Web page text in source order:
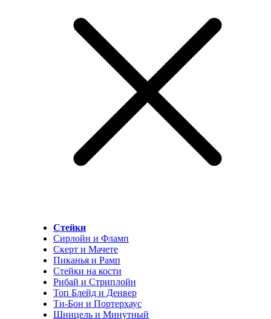
Стейки
Сирлойн и Фламп
Скерт и Мачете
Пиканья и Рамп
Стейки на кости
Рибай и Стриплойн
Топ Блейд и Денвер
Ти-Бон и Портерхаус
Шницель и Минутный